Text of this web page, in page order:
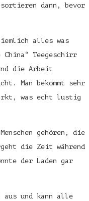
dann, bevor
alles was
Teegeschirr
die Arbeit
Man bekommt sehr
was echt lustig
gehören, die
die Zeit während
der Laden gar
und kann alle